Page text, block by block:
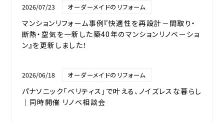
2026/07/23 オーダーメイドのリフォーム
マンションリフォーム事例『快適性を再設計－間取り・
断熱・空気を一新した築40年のマンションリノベーショ
ン』を更新しました！
2026/06/18 オーダーメイドのリフォーム
パナソニック「ベリティス」で叶える、ノイズレスな暮らし
｜同時開催 リノベ相談会